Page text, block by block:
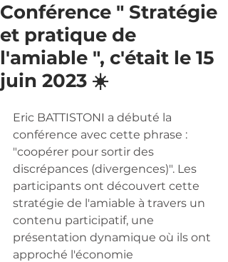
Conférence " Stratégie
et pratique de
l'amiable ", c'était le 15
juin 2023 ☀️
Eric BATTISTONI a débuté la
conférence avec cette phrase :
"coopérer pour sortir des
discrépances (divergences)". Les
participants ont découvert cette
stratégie de l'amiable à travers un
contenu participatif, une
présentation dynamique où ils ont
approché l'économie